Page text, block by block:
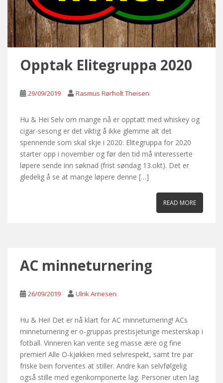
Opptak Elitegruppa 2020
29/09/2019 Rasmus Rørholt Theisen
Hu & Hei Selv om mange nå er opptatt med whiskey og
cigar-sesong er det viktig å ikke glemme alt det
spennende som skal skje i 2020. Elitegruppa for 2020
starter opp i november og før den tid må interesserte
løpere sende inn søknad (frist søndag 13.okt). Det er
gledelig å se at mange løpere denne […]
READ MORE
AC minneturnering
26/09/2019 Ulrik Arnesen
Hu & Hei! Det er nå klart for AC minneturnering! ACs
minneturnering er o-gruppas prestisjetunge mesterskap i
fotball. Vinneren kan vente seg masse ære og fine
premier! Alle O-kjøkken med selvrespekt, samt tre par
friske bein forventes at stiller. Andre kan selvfølgelig
også stille med egenkomponerte lag. Personer uten lag